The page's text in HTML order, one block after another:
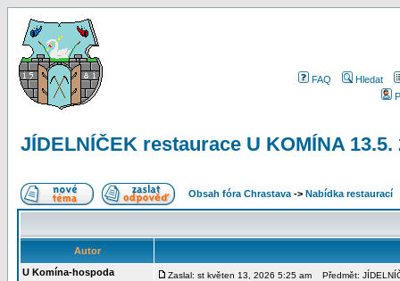
FAQ
Hledat
JÍDELNÍČEK restaurace U KOMÍNA 13.5.
Obsah fóra Chrastava -> Nabídka restaurací
Autor
U Komína-hospoda
Zaslal: st květen 13, 2026 5:25 am Předmět: